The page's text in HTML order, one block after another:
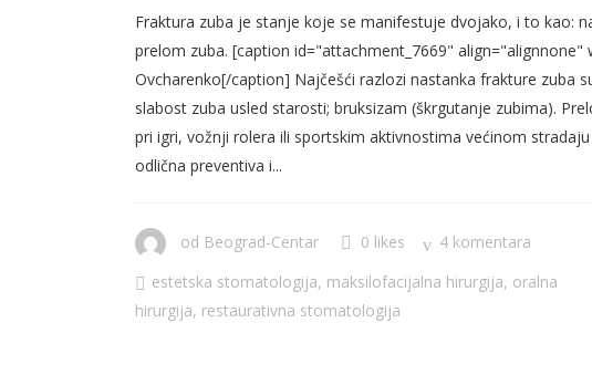
Fraktura zuba je stanje koje se manifestuje dvojako, i to kao:
prelom zuba. [caption id="attachment_7669"
Ovcharenko[/caption] Najčešći razlozi nastanka frakture zuba
slabost zuba usled starosti; bruksizam (škrgutanje zubima).
pri igri, vožnji rolera ili sportskim aktivnostima većinom
odlična preventiva i...
od Beograd-Centar 0 likes
4 komentara
estetska stomatologija, maksilofacijalna hirurgija, oralna
hirurgija, restaurativna stomatologija